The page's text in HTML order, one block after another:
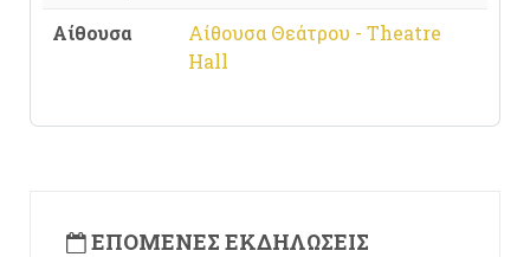
Αίθουσα
Αίθουσα Θεάτρου - Theatre
Hall
ΕΠΌΜΕΝΕΣ ΕΚΔΗΛΏΣΕΙΣ